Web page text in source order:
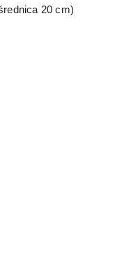
20 cm)